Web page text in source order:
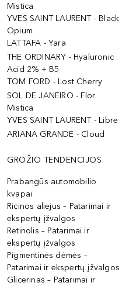
Mistica
YVES SAINT LAURENT - Black
Opium
LATTAFA - Yara
THE ORDINARY - Hyaluronic
Acid 2% + B5
TOM FORD - Lost Cherry
SOL DE JANEIRO - Flor
Mistica
YVES SAINT LAURENT - Libre
ARIANA GRANDE - Cloud
GROŽIO TENDENCIJOS
Prabangūs automobilio
kvapai
Ricinos aliejus – Patarimai ir
ekspertų įžvalgos
Retinolis – Patarimai ir
ekspertų įžvalgos
Pigmentinės dėmės –
Patarimai ir ekspertų įžvalgos
Glicerinas – Patarimai ir